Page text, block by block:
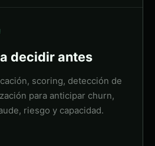
decidir antes
scoring, detección de
para anticipar churn,
riesgo y capacidad.